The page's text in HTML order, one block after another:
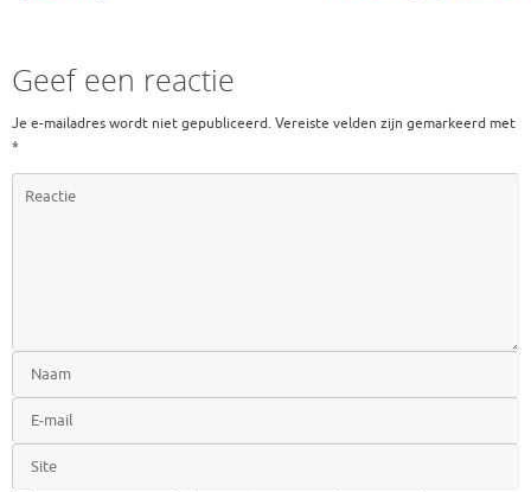
Geef een reactie
Je e-mailadres wordt niet gepubliceerd. Vereiste velden zijn gemarkeerd met
*